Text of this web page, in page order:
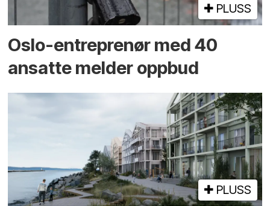
PLUSS
Oslo-entreprenør med 40
ansatte melder oppbud
PLUSS